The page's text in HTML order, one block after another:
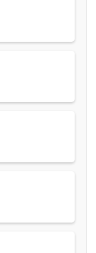
ban, viêm
khác